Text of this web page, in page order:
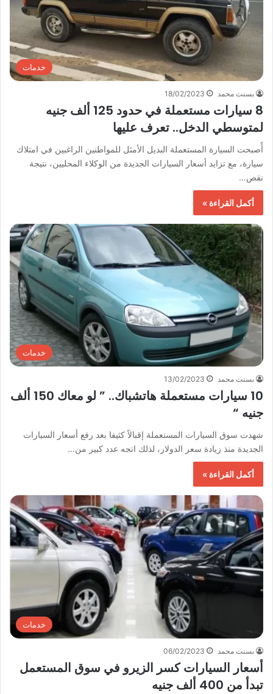
خدمات
بسنت محمد 18/02/2023
8 سيارات مستعملة في حدود 125 ألف جنيه
لمتوسطي الدخل.. تعرف عليها
أًصبحت السيارة المستعملة البديل الأمثل للمواطنين الراغبين في امتلاك
سيارة، مع تزايد أسعار السيارات الجديدة من الوكلاء المحليين، نتيجة
نقص…
أكمل القراءة »
خدمات
بسنت محمد 13/02/2023
10 سيارات مستعملة هاتشباك.. ” لو معاك 150 ألف
جنيه “
شهدت سوق السيارات المستعملة إقبالاً كثيفا بعد رفع أسعار السيارات
الجديدة منذ زيادة سعر الدولار، لذلك اتجه عدد كبير من…
أكمل القراءة »
خدمات
بسنت محمد 06/02/2023
أسعار السيارات كسر الزيرو في سوق المستعمل
تبدأ من 400 ألف جنيه